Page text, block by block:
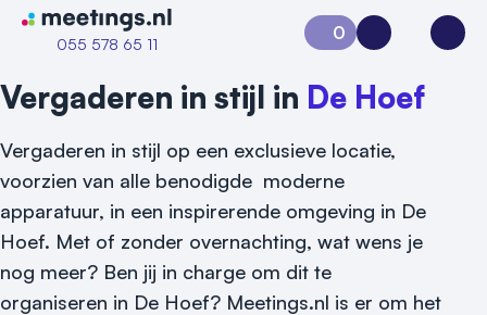
Naar home van Meetings
055 578 65 11
0
Aanvraag 0Inloggen
Vergaderen in stijl in De Hoef
Vergaderen in stijl op een exclusieve locatie,
voorzien van alle benodigde moderne
apparatuur, in een inspirerende omgeving in De
Hoef. Met of zonder overnachting, wat wens je
nog meer? Ben jij in charge om dit te
organiseren in De Hoef? Meetings.nl is er om het